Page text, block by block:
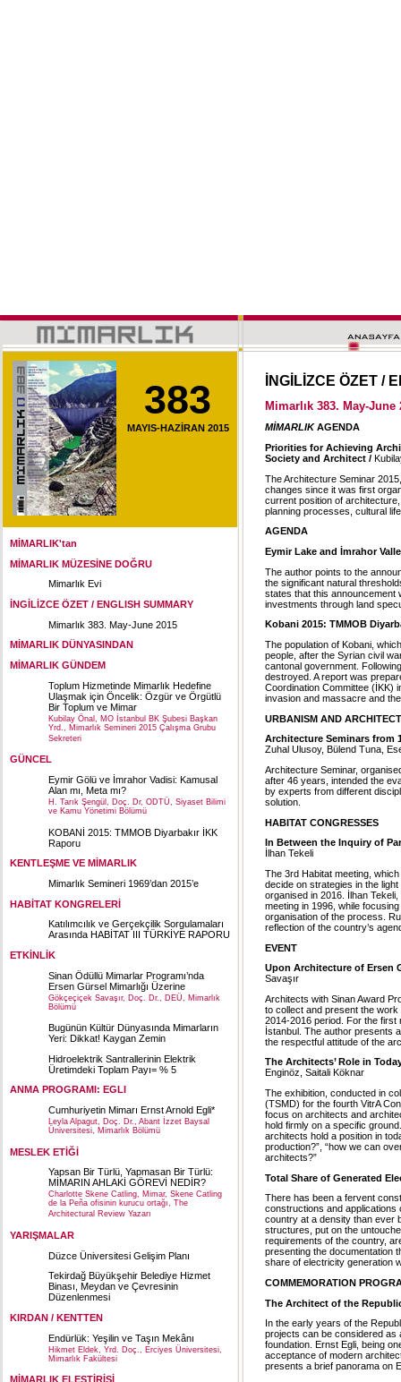
383
MAYIS-HAZİRAN 2015
MİMARLIK'tan
MİMARLIK MÜZESİNE DOĞRU
Mimarlık Evi
İNGİLİZCE ÖZET / ENGLISH SUMMARY
Mimarlık 383. May-June 2015
MİMARLIK DÜNYASINDAN
MİMARLIK GÜNDEM
Toplum Hizmetinde Mimarlık Hedefine
Ulaşmak için Öncelik: Özgür ve Örgütlü
Bir Toplum ve Mimar
Kubilay Önal, MO İstanbul BK Şubesi Başkan
Yrd., Mimarlık Semineri 2015 Çalışma Grubu
Sekreteri
GÜNCEL
Eymir Gölü ve İmrahor Vadisi: Kamusal
Alan mı, Meta mı?
H. Tarık Şengül, Doç. Dr, ODTÜ, Siyaset Bilimi
ve Kamu Yönetimi Bölümü
KOBANİ 2015: TMMOB Diyarbakır İKK
Raporu
KENTLEŞME VE MİMARLIK
Mimarlık Semineri 1969’dan 2015’e
HABİTAT KONGRELERİ
Katılımcılık ve Gerçekçilik Sorgulamaları
Arasında HABİTAT III TÜRKİYE RAPORU
ETKİNLİK
Sinan Ödüllü Mimarlar Programı’nda
Ersen Gürsel Mimarlığı Üzerine
Gökçeçiçek Savaşır, Doç. Dr., DEÜ, Mimarlık
Bölümü
Bugünün Kültür Dünyasında Mimarların
Yeri: Dikkat! Kaygan Zemin
Hidroelektrik Santrallerinin Elektrik
Üretimdeki Toplam Payı= % 5
ANMA PROGRAMI: EGLI
Cumhuriyetin Mimarı Ernst Arnold Egli*
Leyla Alpagut, Doç. Dr., Abant İzzet Baysal
Üniversitesi, Mimarlık Bölümü
MESLEK ETİĞİ
Yapsan Bir Türlü, Yapmasan Bir Türlü:
MİMARIN AHLAKİ GÖREVİ NEDİR?
Charlotte Skene Catling, Mimar, Skene Catling
de la Peña ofisinin kurucu ortağı, The
Architectural Review Yazarı
YARIŞMALAR
Düzce Üniversitesi Gelişim Planı
Tekirdağ Büyükşehir Belediye Hizmet
Binası, Meydan ve Çevresinin
Düzenlenmesi
KIRDAN / KENTTEN
Endürlük: Yeşilin ve Taşın Mekânı
Hikmet Eldek, Yrd. Doç., Erciyes Üniversitesi,
Mimarlık Fakültesi
MİMARLIK ELEŞTİRİSİ
İNGİLİZCE ÖZET /
Mimarlık 383. May-June
MİMARLIKAGENDA
Priorities for Achieving
Society and Architect /
The Architecture Seminar
changes since it was first
current position of
planning processes, cultural
AGENDA
Eymir Lake and İmrahor
The author points to the
the significant natural
states that this announcement
investments through land
Kobani 2015: TMMOB
The population of Kobani,
people, after the Syrian civil
cantonal government.
destroyed. A report was
Coordination Committee (İKK)
invasion and massacre and
URBANISM AND
Architecture Seminars from
Zuhal Ulusoy, Bülend Tuna,
Architecture Seminar,
after 46 years, intended the
by experts from different
solution.
HABITAT CONGRESSES
In Between the Inquiry of
İlhan Tekeli
The 3rd Habitat meeting,
decide on strategies in the
organised in 2016. İlhan
meeting in 1996, while
organisation of the process.
reflection of the country’s
EVENT
Upon Architecture of Ersen
Savaşır
Architects with Sinan Award
to collect and present the
2014-2016 period. For the first
İstanbul. The author presents
the respectful attitude of the
The Architects’ Role in
Enginöz, Saitali Köknar
The exhibition, conducted in
(TSMD) for the fourth VitrA
focus on architects and
hold firmly on a specific
architects hold a position in
production?”, “how we can
architects?”
Total Share of Generated
There has been a fervent
constructions and applications
country at a density than ever
structures, put on the
requirements of the country,
presenting the documentation
share of electricity generation
COMMEMORATION
The Architect of the
In the early years of the
projects can be considered as
foundation. Ernst Egli, being
acceptance of modern
presents a brief panorama on